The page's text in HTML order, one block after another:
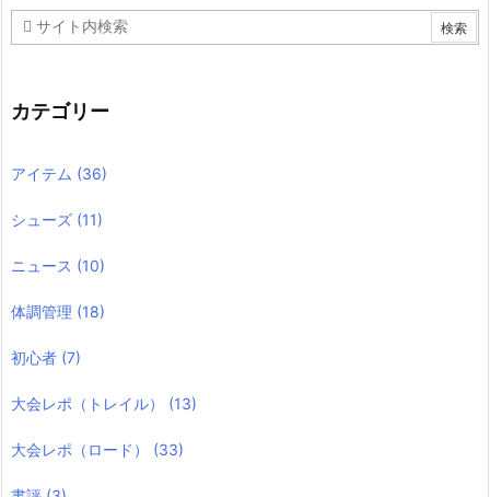
カテゴリー
アイテム (36)
シューズ (11)
ニュース (10)
体調管理 (18)
初心者 (7)
大会レポ（トレイル） (13)
大会レポ（ロード） (33)